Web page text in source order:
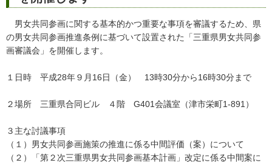
男女共同参画に関する基本的かつ重要な事項を審議するため、県
の男女共同参画推進条例に基づいて設置された「三重県男女共同参
画審議会」を開催します。
１日時 平成28年９月16日（金） 13時30分から16時30分まで
２場所 三重県合同ビル ４階 G401会議室（津市栄町1-891）
３主な討議事項
（１）男女共同参画施策の推進に係る中間評価（案）について
（２）「第２次三重県男女共同参画基本計画」改定に係る中間案に